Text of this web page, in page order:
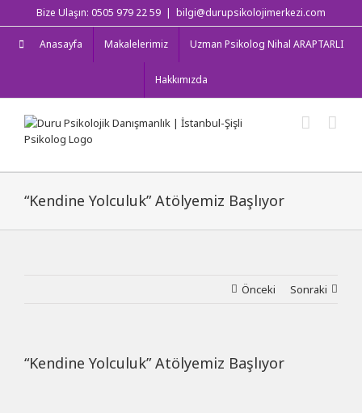
to
content
Bize Ulaşın: 0505 979 22 59 | bilgi@durupsikolojimerkezi.com
Anasayfa Makalelerimiz Uzman Psikolog Nihal ARAPTARLI
Hakkımızda
“Kendine Yolculuk” Atölyemiz Başlıyor
Önceki Sonraki
“Kendine Yolculuk” Atölyemiz Başlıyor